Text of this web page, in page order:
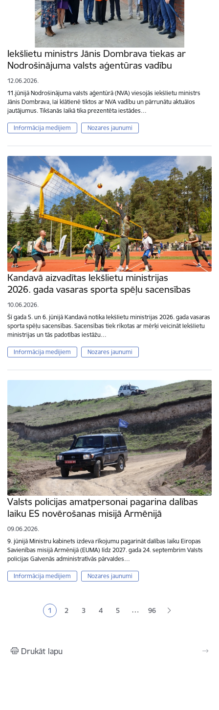
Iekšlietu ministrs Jānis Dombrava tiekas ar
Nodrošinājuma valsts aģentūras vadību
12.06.2026.
11.jūnijā Nodrošinājuma valsts aģentūrā (NVA) viesojās iekšlietu ministrs
Jānis Dombrava, lai klātienē tiktos ar NVA vadību un pārrunātu aktuālos
jautājumus. Tikšanās laikā tika prezentēta iestādes…
Informācija medijiem Nozares jaunumi
Kandavā aizvadītas Iekšlietu ministrijas
2026. gada vasaras sporta spēļu sacensības
10.06.2026.
Šī gada 5. un 6. jūnijā Kandavā notika Iekšlietu ministrijas 2026. gada vasaras
sporta spēļu sacensības. Sacensības tiek rīkotas ar mērķi veicināt Iekšlietu
ministrijas un tās padotības iestāžu…
Informācija medijiem Nozares jaunumi
Valsts policijas amatpersonai pagarina dalības
laiku ES novērošanas misijā Armēnijā
09.06.2026.
9. jūnijā Ministru kabinets izdeva rīkojumu pagarināt dalības laiku Eiropas
Savienības misijā Armēnijā (EUMA) līdz 2027. gada 24. septembrim Valsts
policijas Galvenās administratīvās pārvaldes…
Informācija medijiem Nozares jaunumi
Pašreizējā lapa
1 Lapa
2 Lapa
3 Lapa
4 Lapa
5 … 96
Drukāt lapu